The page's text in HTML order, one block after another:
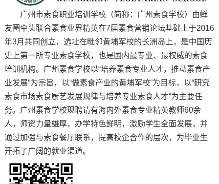
广州市素食职业培训学校（简称：广州素食学校）由蝉
友圈牵头联合素食业界精英在7届素食营销论坛基础上于2016
年3月共同创立，选址在毗邻黄埔军校的长洲岛上，是中国历
史上第一所专业素食学校，也是国内最专业、最权威的素食
培训机构。广州素食学校以“培养素食专业人才，推动素食产
业发展”为宗旨，以“做素食产业的黄埔军校”为目标，以“研究
素食市场素食厨艺发展规律与培养专业素食人才“为主要任
务。广州素食学校现聘请有海内外素食专业精英教师60余
人，师资力量雄厚，办学特色鲜明，激励学生全面发展，并
通过加强与素食餐厅联系，提高校企合作的层次，为毕业生
开拓了广阔的就业渠道。